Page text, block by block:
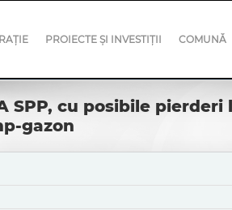
PROIECTE ȘI INVESTIȚII COMUNĂ
cu posibile pierderi
gazon